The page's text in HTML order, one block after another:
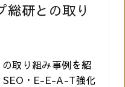
総研との取り
取り組み事例を紹
SEO・E-E-A-T強化